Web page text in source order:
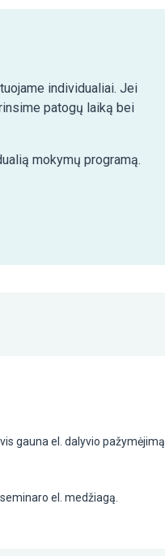
individualiai. Jei
patogų laiką bei
mokymų programą.
gauna el. dalyvio pažymėjimą.
el. medžiagą.